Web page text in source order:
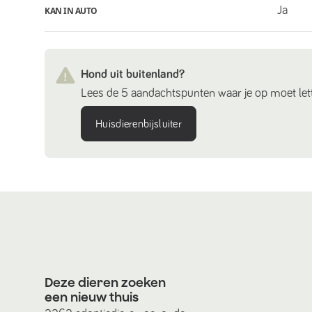
KAN IN AUTO Ja
Hond uit buitenland?
Lees de 5 aandachtspunten waar je op moet
Huisdierenbijsluiter
Deze dieren zoeken
een nieuw thuis